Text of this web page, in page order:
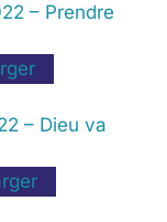
– Prendre
– Dieu va